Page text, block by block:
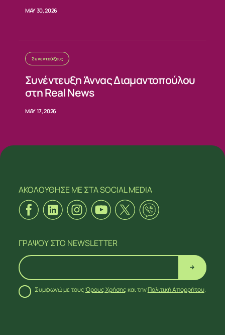
ΑΚΟΛΟΥΘΗΣΕ ΜΕΣΤΑ SOCIAL MEDIA
MAY 30, 2026
Συνεντεύξεις
Συνέντευξη Άννας Διαμαντοπούλου
στη Real News
MAY 17, 2026
ΑΚΟΛΟΥΘΗΣΕ ΜΕΣΤΑ SOCIAL MEDIA
ΓΡΑΨΟΥΣΤΟ NEWSLETTER
Συμφωνώ με τουςΌρους Χρήσηςκαι τηνΠολιτική Απορρήτου.